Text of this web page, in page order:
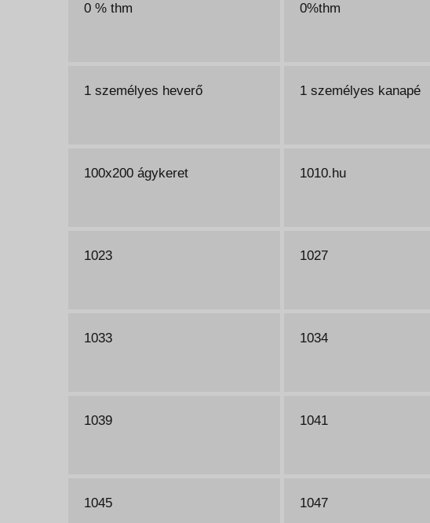
0 % thm 0%thm
1 személyes heverő 1 személyes kanapé
100x200 ágykeret 1010.hu
1023 1027
1033 1034
1039 1041
1045 1047